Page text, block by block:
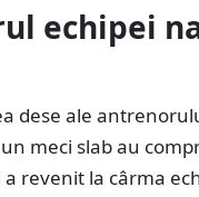
echipei
dese ale
meci slab au
revenit la cârma